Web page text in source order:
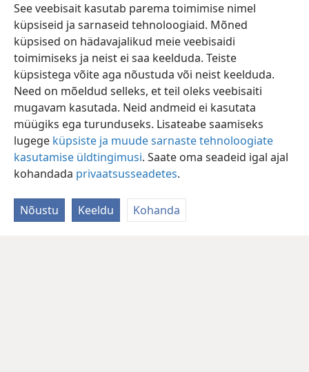
See veebisait kasutab parema toimimise nimel
küpsiseid ja sarnaseid tehnoloogiaid. Mõned
küpsised on hädavajalikud meie veebisaidi
toimimiseks ja neist ei saa keelduda. Teiste
küpsistega võite aga nõustuda või neist keelduda.
Need on mõeldud selleks, et teil oleks veebisaiti
mugavam kasutada. Neid andmeid ei kasutata
müügiks ega turunduseks. Lisateabe saamiseks
lugege küpsiste ja muude sarnaste tehnoloogiate
kasutamise üldtingimusi. Saate oma seadeid igal ajal
kohandada privaatsusseadetes.
Nõustu Keeldu Kohanda